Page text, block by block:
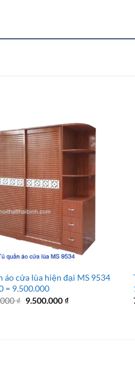
áo cửa lùa hiện đại MS 9534
= 9.500.000
₫ Giá
9.500.000₫Giá